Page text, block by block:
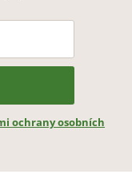
ochrany osobních